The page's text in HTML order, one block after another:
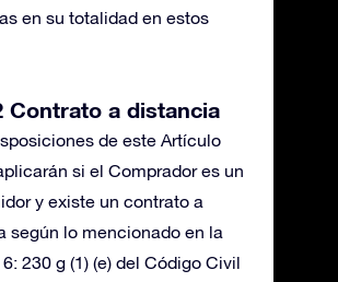
en su totalidad en estos
Contrato a distancia
de este Artículo
si el Comprador es un
y existe un contrato a
según lo mencionado en la
230 g (1) (e) del Código Civil